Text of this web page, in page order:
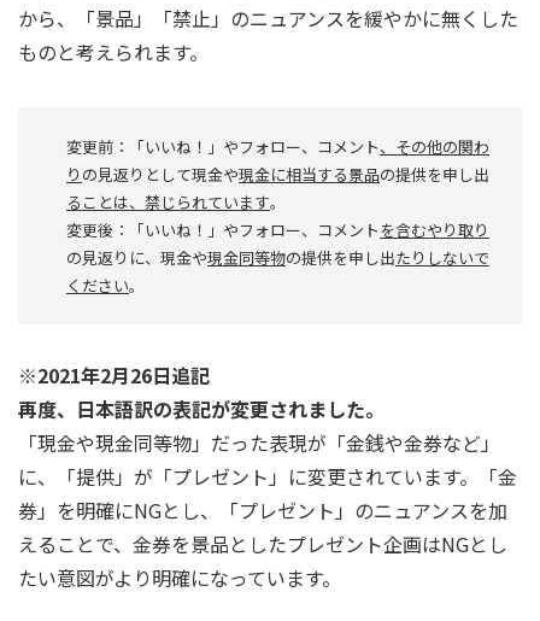
から、「景品」「禁止」のニュアンスを緩やかに無くした
ものと考えられます。
変更前：「いいね！」やフォロー、コメント、その他の関わ
り の見返りとして現金や現金に相当する景品の提供を申し出
ることは、禁じられています。
変更後：「いいね！」やフォロー、コメント を含むやり取り
の見返りに、現金や現金同等物の提供を申し出たりしないで
ください。
※2021年2月26日追記
再度、日本語訳の表記が変更されました。
「現金や現金同等物」だった表現が「金銭や金券など」
に、「提供」が「プレゼント」に変更されています。「金
券」を明確にNGとし、「プレゼント」のニュアンスを加
えることで、金券を景品としたプレゼント企画はNGとし
たい意図がより明確になっています。